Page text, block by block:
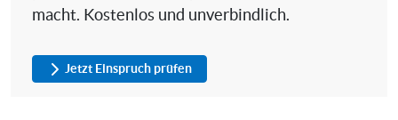
macht. Kostenlos und unverbindlich.
Jetzt Einspruch prüfen